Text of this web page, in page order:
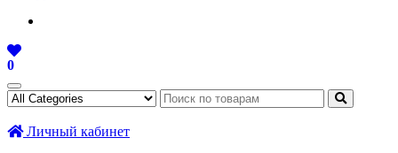
0
Личный кабинет